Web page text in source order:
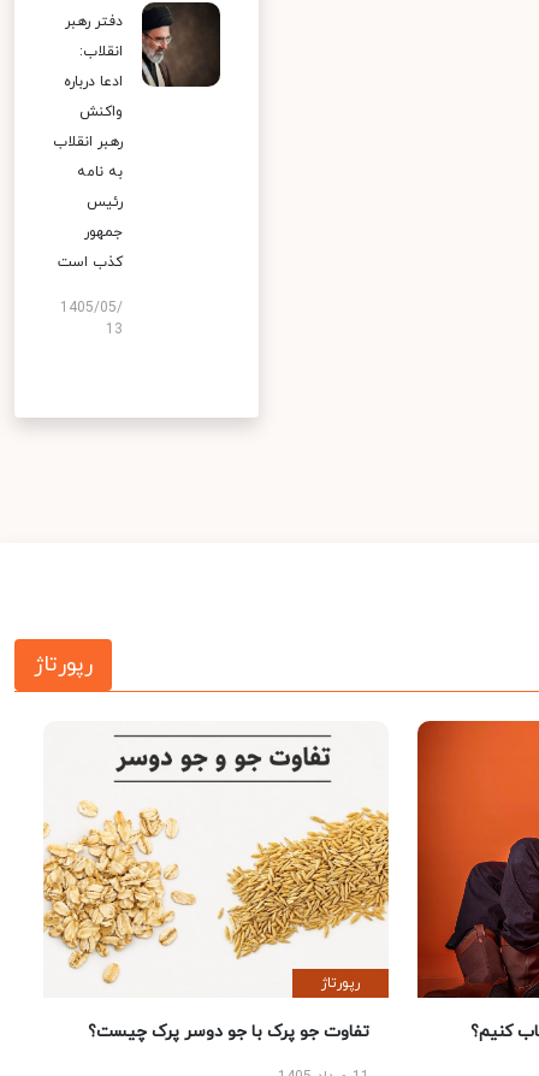
دفتر رهبر
انقلاب:
ادعا درباره
واکنش
رهبر انقلاب
به نامه
رئیس
جمهور
کذب است
1405/05/
13
رپورتاژ
کنیم؟
رپورتاژ
تفاوت جو پرک با جو دوسر پرک چیست؟